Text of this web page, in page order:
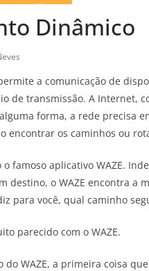
Dinâmico
a comunicação de
de transmissão. A Internet,
forma, a rede precisa
encontrar os caminhos ou
famoso aplicativo WAZE.
destino, o WAZE encontra a
para você, qual caminho
parecido com o WAZE.
do WAZE, a primeira coisa